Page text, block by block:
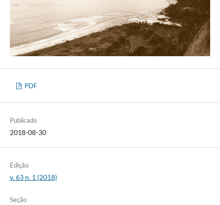
PDF
Publicado
2018-08-30
Edição
v. 63 n. 1 (2018)
Seção